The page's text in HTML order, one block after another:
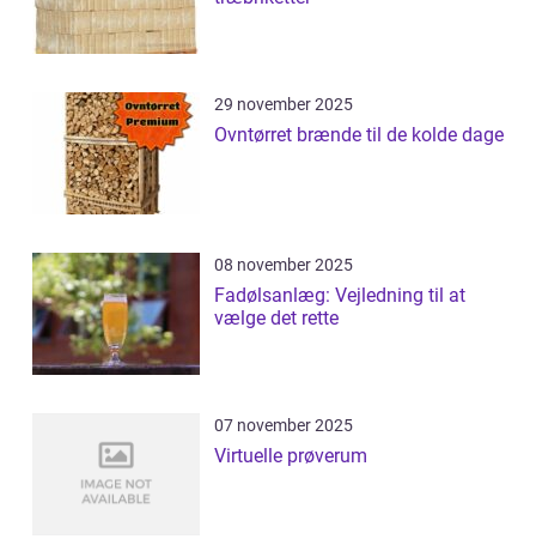
29 november 2025
Ovntørret brænde til de kolde dage
08 november 2025
Fadølsanlæg: Vejledning til at
vælge det rette
07 november 2025
Virtuelle prøverum